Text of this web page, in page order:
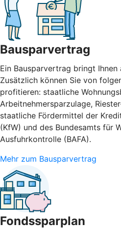
Bausparvertrag
Ein Bausparvertrag bringt
Zusätzlich können Sie von
profitieren: staatliche
Arbeitnehmersparzulage,
staatliche Fördermittel der
(KfW) und des Bundesamts für
Ausfuhrkontrolle (BAFA).
Mehr zum Bausparvertrag
Fondssparplan